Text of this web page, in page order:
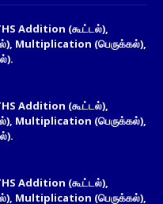
Addition (கூட்டல்),
Multiplication (பெருக்கல்),
Addition (கூட்டல்),
Multiplication (பெருக்கல்),
Addition (கூட்டல்),
Multiplication (பெருக்கல்),